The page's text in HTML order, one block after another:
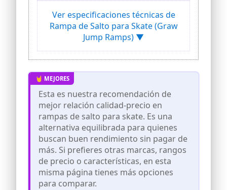
Los patines de goma premontados
garantizan que la rampa de patinaje no
se deslice cuando saltes o aterrizas
El borde de acero premontado minimiza
el desgaste de la placa de madera y
transporte y transporte de la rampa
Longitud: 85 cm. Altura: 25 cm. Ancho: 40
cm. Peso: 4 kg
Ver especificaciones técnicas de
Rampa de Salto para Skate (Graw
Jump Ramps) ▼
Esta es nuestra recomendación de
mejor relación calidad-precio en
rampas de salto para skate. Es una
alternativa equilibrada para quienes
buscan buen rendimiento sin pagar de
más. Si prefieres otras marcas, rangos
de precio o características, en esta
misma página tienes más opciones
para comparar.